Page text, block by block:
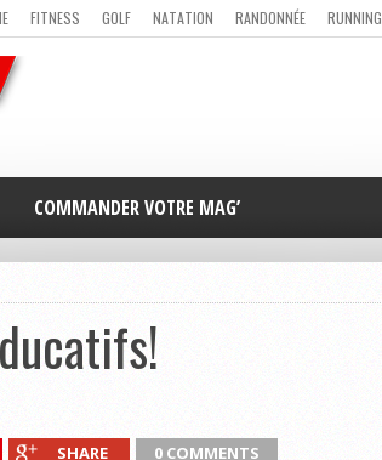
FITNESS GOLF NATATION RANDONNÉE RUNNING
LIGNE
COMMANDER VOTRE MAG’
SHARE 0 COMMENTS